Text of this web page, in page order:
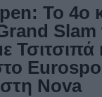
Το 4o
Τσιτσιπά
Nova